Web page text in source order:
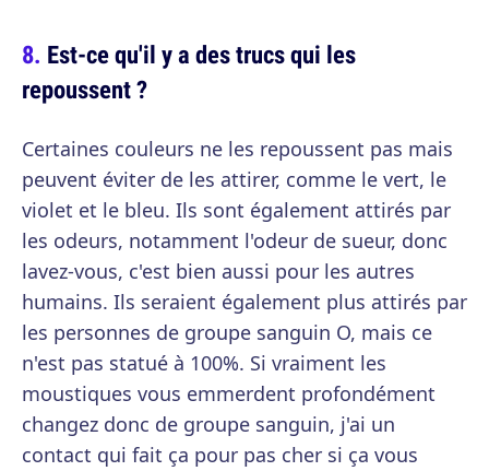
Est-ce qu'il y a des trucs qui les
repoussent ?
Certaines couleurs ne les repoussent pas mais
peuvent éviter de les attirer, comme le vert, le
violet et le bleu. Ils sont également attirés par
les odeurs, notamment l'odeur de sueur, donc
lavez-vous, c'est bien aussi pour les autres
humains. Ils seraient également plus attirés par
les personnes de groupe sanguin O, mais ce
n'est pas statué à 100%. Si vraiment les
moustiques vous emmerdent profondément
changez donc de groupe sanguin, j'ai un
contact qui fait ça pour pas cher si ça vous